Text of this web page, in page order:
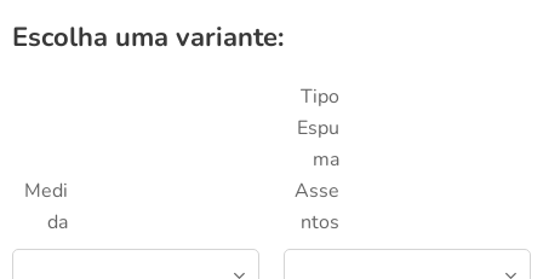
Escolha uma variante:
Medi
da
Tipo
Espu
ma
Asse
ntos